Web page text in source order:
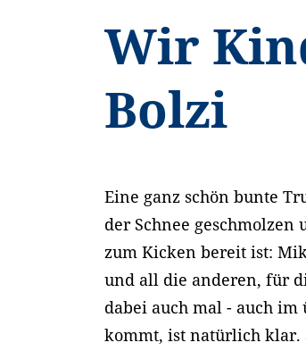
Wir
Bolzi
Eine ganz schön bunte
der Schnee
zum Kicken bereit ist:
und all die anderen, für
dabei auch mal - auch
kommt, ist natürlich klar.